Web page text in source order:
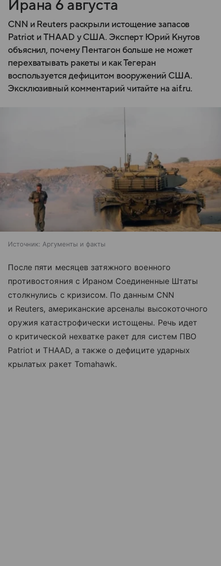
Ирана 6 августа
CNN и Reuters раскрыли истощение запасов
Patriot и THAAD у США. Эксперт Юрий Кнутов
объяснил, почему Пентагон больше не может
перехватывать ракеты и как Тегеран
воспользуется дефицитом вооружений США.
Эксклюзивный комментарий читайте на aif.ru.
Источник: Аргументы и факты
После пяти месяцев затяжного военного
противостояния с Ираном Соединенные Штаты
столкнулись с кризисом. По данным CNN
и Reuters, американские арсеналы высокоточного
оружия катастрофически истощены. Речь идет
о критической нехватке ракет для систем ПВО
Patriot и THAAD, а также о дефиците ударных
крылатых ракет Tomahawk.